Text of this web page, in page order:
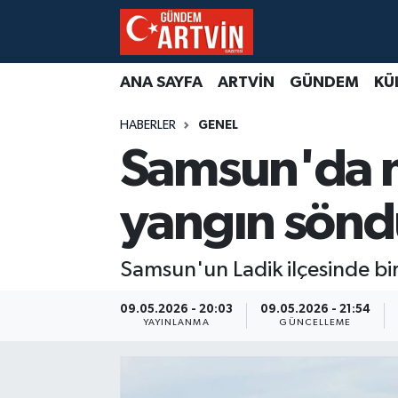
ANA SAYFA ARTVİN GÜNDEM
HABERLER GENEL
Samsun'da
yangın
Samsun'un Ladik ilçesinde
09.05.2026 - 20:03
YAYINLANMA
09.05.2026 - 21:54
GÜNCELLEME